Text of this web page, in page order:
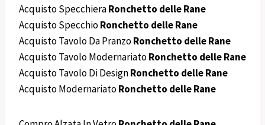
Acquisto SpecchieraRonchetto delle Rane
Acquisto SpecchioRonchetto delle Rane
Acquisto Tavolo Da PranzoRonchetto delle Rane
Acquisto Tavolo ModernariatoRonchetto delle Rane
Acquisto Tavolo Di DesignRonchetto delle Rane
Acquisto ModernariatoRonchetto delle Rane